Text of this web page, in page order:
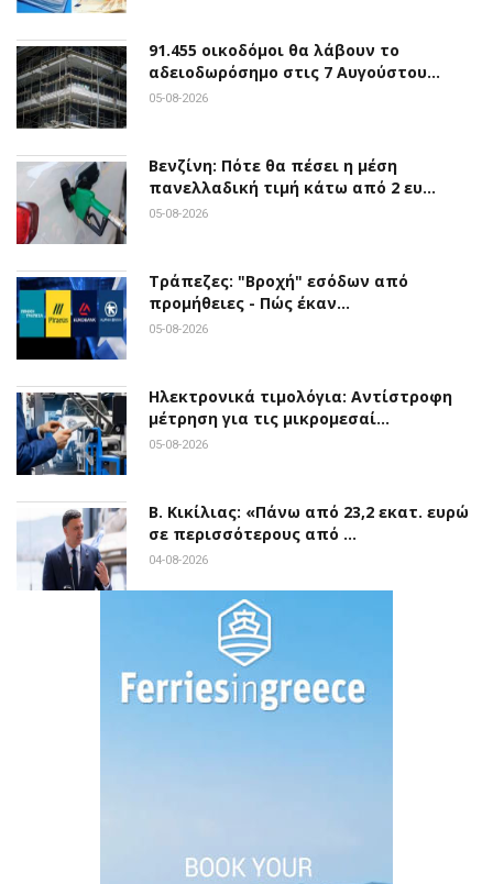
91.455 οικοδόμοι θα λάβουν το
αδειοδωρόσημο στις 7 Αυγούστου…
05-08-2026
Βενζίνη: Πότε θα πέσει η μέση
πανελλαδική τιμή κάτω από 2 ευ…
05-08-2026
Τράπεζες: "Βροχή" εσόδων από
προμήθειες - Πώς έκαν…
05-08-2026
Ηλεκτρονικά τιμολόγια: Αντίστροφη
μέτρηση για τις μικρομεσαί…
05-08-2026
Β. Κικίλιας: «Πάνω από 23,2 εκατ. ευρώ
σε περισσότερους από …
04-08-2026